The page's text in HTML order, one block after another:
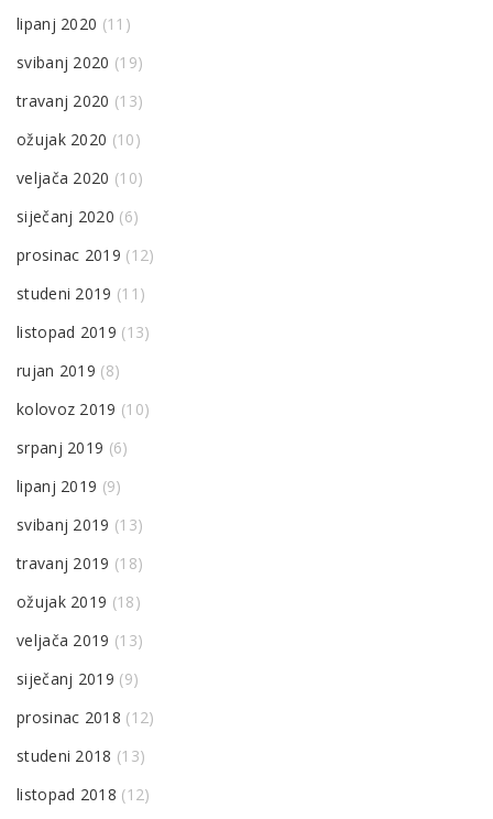
lipanj 2020 (11)
svibanj 2020 (19)
travanj 2020 (13)
ožujak 2020 (10)
veljača 2020 (10)
siječanj 2020 (6)
prosinac 2019 (12)
studeni 2019 (11)
listopad 2019 (13)
rujan 2019 (8)
kolovoz 2019 (10)
srpanj 2019 (6)
lipanj 2019 (9)
svibanj 2019 (13)
travanj 2019 (18)
ožujak 2019 (18)
veljača 2019 (13)
siječanj 2019 (9)
prosinac 2018 (12)
studeni 2018 (13)
listopad 2018 (12)